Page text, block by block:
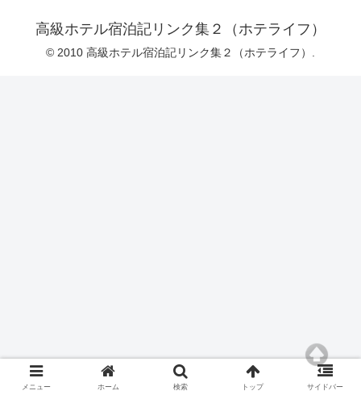
高級ホテル宿泊記リンク集２（ホテライフ）
© 2010 高級ホテル宿泊記リンク集２（ホテライフ）.
メニュー ホーム 検索 トップ サイドバー